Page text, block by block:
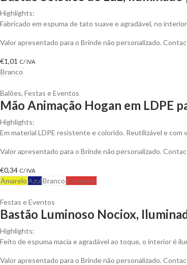
Highlights:
Fabricado em espuma de tato suave e agradável, no
Valor apresentado para o Brinde não personalizado.
€1,01 C/ IVA
Branco
Balões, Festas e Eventos
Mão Animação Hogan em LDPE
Highlights:
Em material LDPE resistente e colorido. Reutilizável e com
Valor apresentado para o Brinde não personalizado.
€0,34 C/ IVA
AmareloAzulBrancoVermelho
Festas e Eventos
Bastão Luminoso Nociox,
Highlights:
Feito de espuma macia e agradável ao toque, o interior é
Valor apresentado para o Brinde não personalizado.